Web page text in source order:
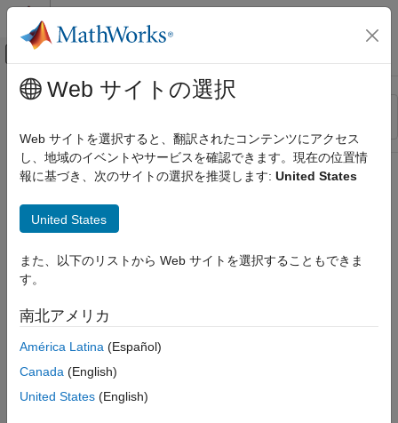
コンテンツへスキップ
オフキャンバス ナビゲーション メ
リソース
ステータス
メインコンテンツ
Web サイトの選択
Web サイトを選択すると、翻訳されたコンテンツにアクセス
し、地域のイベントやサービスを確認できます。現在の位置情
報に基づき、次のサイトの選択を推奨します: United States
United States
また、以下のリストから Web サイトを選択することもできま
す。
南北アメリカ
América Latina (Español)
Canada (English)
United States (English)